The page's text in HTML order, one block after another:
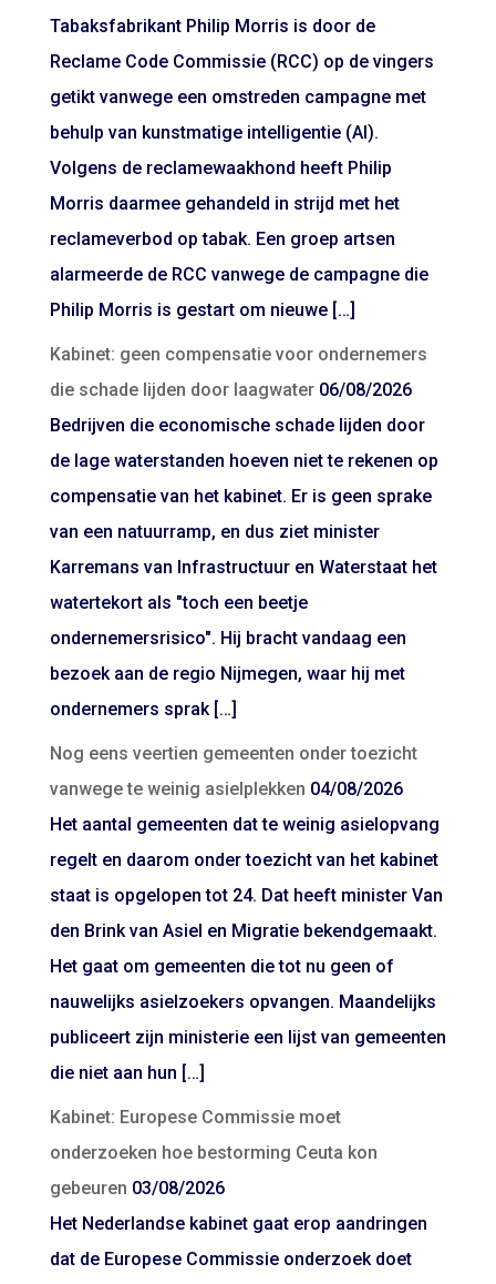
Tabaksfabrikant Philip Morris is door de
Reclame Code Commissie (RCC) op de vingers
getikt vanwege een omstreden campagne met
behulp van kunstmatige intelligentie (AI).
Volgens de reclamewaakhond heeft Philip
Morris daarmee gehandeld in strijd met het
reclameverbod op tabak. Een groep artsen
alarmeerde de RCC vanwege de campagne die
Philip Morris is gestart om nieuwe […]
Kabinet: geen compensatie voor ondernemers
die schade lijden door laagwater 06/08/2026
Bedrijven die economische schade lijden door
de lage waterstanden hoeven niet te rekenen op
compensatie van het kabinet. Er is geen sprake
van een natuurramp, en dus ziet minister
Karremans van Infrastructuur en Waterstaat het
watertekort als "toch een beetje
ondernemersrisico". Hij bracht vandaag een
bezoek aan de regio Nijmegen, waar hij met
ondernemers sprak […]
Nog eens veertien gemeenten onder toezicht
vanwege te weinig asielplekken 04/08/2026
Het aantal gemeenten dat te weinig asielopvang
regelt en daarom onder toezicht van het kabinet
staat is opgelopen tot 24. Dat heeft minister Van
den Brink van Asiel en Migratie bekendgemaakt.
Het gaat om gemeenten die tot nu geen of
nauwelijks asielzoekers opvangen. Maandelijks
publiceert zijn ministerie een lijst van gemeenten
die niet aan hun […]
Kabinet: Europese Commissie moet
onderzoeken hoe bestorming Ceuta kon
gebeuren 03/08/2026
Het Nederlandse kabinet gaat erop aandringen
dat de Europese Commissie onderzoek doet